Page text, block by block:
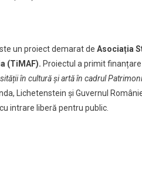
un proiect demarat de Asociația
(TiMAF). Proiectul a primit
în cultură și artă în cadrul
Lichetenstein și Guvernul
intrare liberă pentru public.